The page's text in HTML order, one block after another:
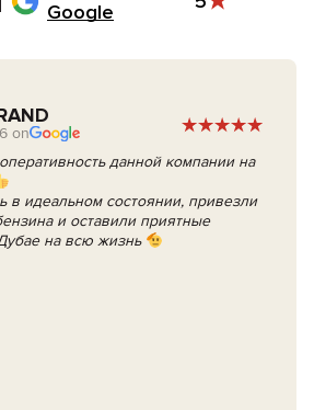
Google
on
данной компании на
в идеальном состоянии, привезли
и оставили приятные
на всю жизнь